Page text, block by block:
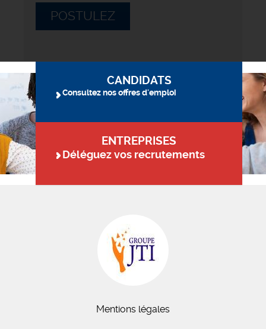
POSTULEZ
CANDIDATS
Consultez nos offres d'emploi
ENTREPRISES
Déléguez vos recrutements
Mentions légales